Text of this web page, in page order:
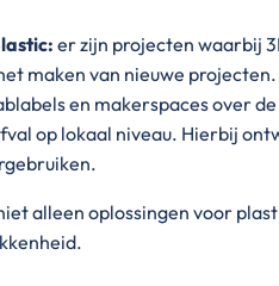
er zijn projecten waarbij
maken van nieuwe projecten.
en makerspaces over
op lokaal niveau. Hierbij
alleen oplossingen voor